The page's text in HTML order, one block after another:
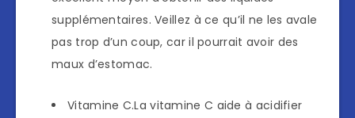
supplémentaires. Veillez à ce qu’il ne les avale
pas trop d’un coup, car il pourrait avoir des
maux d’estomac.
Vitamine C.La vitamine C aide à acidifier